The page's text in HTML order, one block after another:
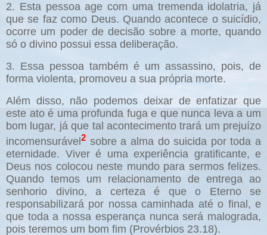
2. Esta pessoa age com uma tremenda idolatria, já
que se faz como Deus. Quando acontece o suicídio,
ocorre um poder de decisão sobre a morte, quando
só o divino possui essa deliberação.
3. Essa pessoa também é um assassino, pois, de
forma violenta, promoveu a sua própria morte.
Além disso, não podemos deixar de enfatizar que
este ato é uma profunda fuga e que nunca leva a um
bom lugar, já que tal acontecimento trará um prejuízo
incomensurável2 sobre a alma do suicida por toda a
eternidade. Viver é uma experiência gratificante, e
Deus nos colocou neste mundo para sermos felizes.
Quando temos um relacionamento de entrega ao
senhorio divino, a certeza é que o Eterno se
responsabilizará por nossa caminhada até o final, e
que toda a nossa esperança nunca será malograda,
pois teremos um bom fim (Provérbios 23.18).